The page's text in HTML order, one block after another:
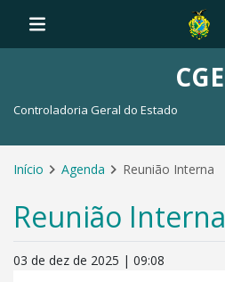
CGE
Controladoria Geral do Estado
Início Agenda Reunião Interna
Reunião Interna
03 de dez de 2025 | 09:08